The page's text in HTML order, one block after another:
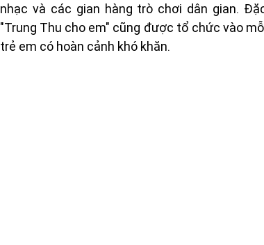
nhạc và các gian hàng trò chơi dân gian.
"Trung Thu cho em" cũng được tổ chức vào
trẻ em có hoàn cảnh khó khăn.